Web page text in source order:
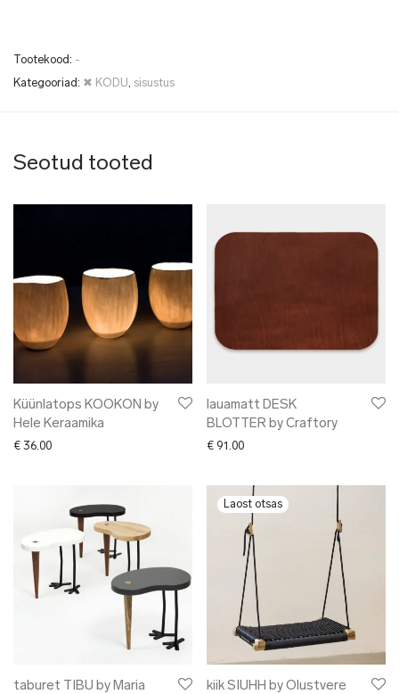
Tootekood: -
Kategooriad: ✖ KODU, sisustus
Seotud tooted
Küünlatops KOOKON by
Hele Keraamika
€ 36.00
lauamatt DESK
BLOTTER by Craftory
€ 91.00
taburet TIBU by Maria
kiik SIUHH by Olustvere